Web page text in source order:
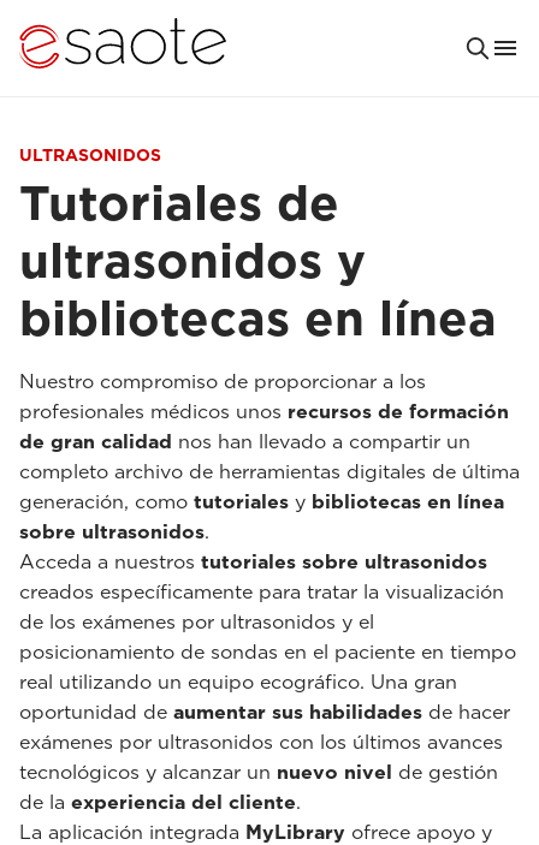
ULTRASONIDOS
Tutoriales de
ultrasonidos y
bibliotecas en línea
Nuestro compromiso de proporcionar a los
profesionales médicos unos recursos de formación
de gran calidad nos han llevado a compartir un
completo archivo de herramientas digitales de última
generación, como tutoriales y bibliotecas en línea
sobre ultrasonidos.
Acceda a nuestros tutoriales sobre ultrasonidos
creados específicamente para tratar la visualización
de los exámenes por ultrasonidos y el
posicionamiento de sondas en el paciente en tiempo
real utilizando un equipo ecográfico. Una gran
oportunidad de aumentar sus habilidades de hacer
exámenes por ultrasonidos con los últimos avances
tecnológicos y alcanzar un nuevo nivel de gestión
de la experiencia del cliente.
La aplicación integrada MyLibrary ofrece apoyo y